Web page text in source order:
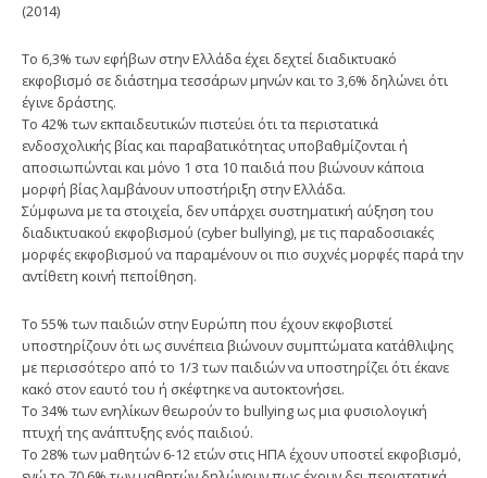
(2014)
Tο 6,3% των εφήβων στην Ελλάδα έχει δεχτεί διαδικτυακό
εκφοβισμό σε διάστημα τεσσάρων μηνών και το 3,6% δηλώνει ότι
έγινε δράστης.
Το 42% των εκπαιδευτικών πιστεύει ότι τα περιστατικά
ενδοσχολικής βίας και παραβατικότητας υποβαθμίζονται ή
αποσιωπώνται και μόνο 1 στα 10 παιδιά που βιώνουν κάποια
μορφή βίας λαμβάνουν υποστήριξη στην Ελλάδα.
Σύμφωνα με τα στοιχεία, δεν υπάρχει συστηματική αύξηση του
διαδικτυακού εκφοβισμού (cyber bullying), με τις παραδοσιακές
μορφές εκφοβισμού να παραμένουν οι πιο συχνές μορφές παρά την
αντίθετη κοινή πεποίθηση.
Το 55% των παιδιών στην Ευρώπη που έχουν εκφοβιστεί
υποστηρίζουν ότι ως συνέπεια βιώνουν συμπτώματα κατάθλιψης
με περισσότερο από το 1/3 των παιδιών να υποστηρίζει ότι έκανε
κακό στον εαυτό του ή σκέφτηκε να αυτοκτονήσει.
Το 34% των ενηλίκων θεωρούν το bullying ως μια φυσιολογική
πτυχή της ανάπτυξης ενός παιδιού.
Το 28% των μαθητών 6-12 ετών στις ΗΠΑ έχουν υποστεί εκφοβισμό,